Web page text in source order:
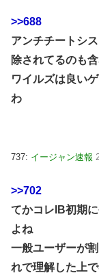
>>688
アンチチートシ
除されてるのも
ワイルズは良い
わ
737: イージャン速報
>>702
てかコレIB初期
よね
一般ユーザーが
れで理解した上